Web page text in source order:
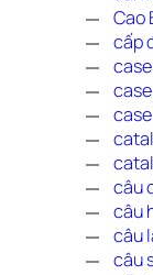
Cao
cấp
câu
câu
câu
câu